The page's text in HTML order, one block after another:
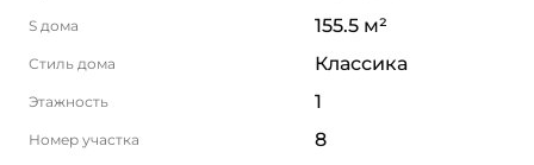
S дома 155.5 м²
Стиль дома Классика
Этажность 1
Номер участка 8